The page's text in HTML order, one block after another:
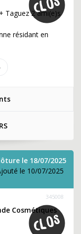
Taguez 2 ami(e)s
résidant en
le 18/07/2025
le 10/07/2025
345008
Cosmétiques